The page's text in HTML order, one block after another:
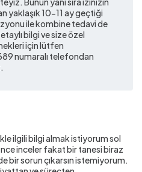
yaklaşık 10-11 ay geçtiği
ile kombine tedavi de
bilgi ve size özel
için lütfen
numaralı telefondan
ilgili bilgi almak istiyorum sol
inceler fakat bir tanesi biraz
bir sorun çıkarsın istemiyorum.